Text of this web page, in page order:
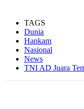
TAGS
Dunia
Hankam
Nasional
News
TNI AD Juara